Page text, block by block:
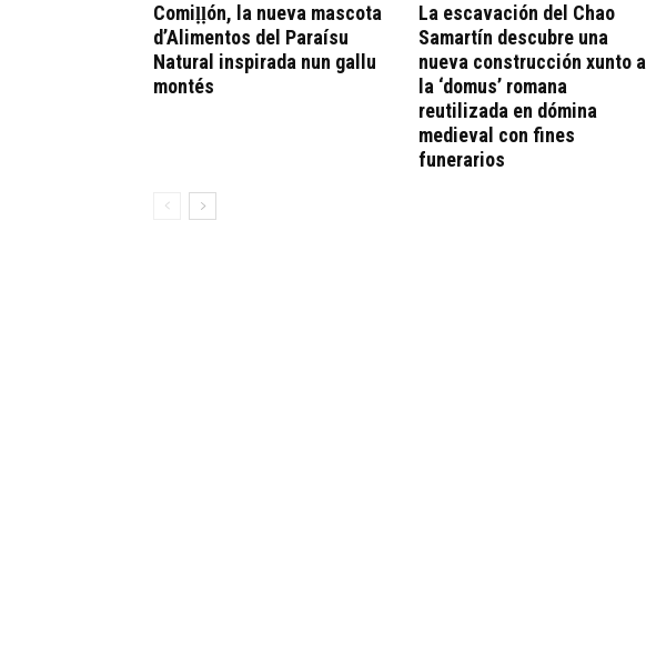
Comiḷḷón, la nueva mascota
d’Alimentos del Paraísu
Natural inspirada nun gallu
montés
La escavación del Chao
Samartín descubre una
nueva construcción xunto a
la ‘domus’ romana
reutilizada en dómina
medieval con fines
funerarios